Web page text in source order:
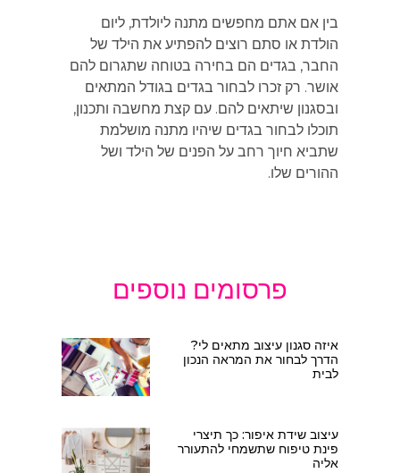
בין אם אתם מחפשים מתנה ליולדת, ליום
הולדת או סתם רוצים להפתיע את הילד של
החבר, בגדים הם בחירה בטוחה שתגרום להם
אושר. רק זכרו לבחור בגדים בגודל המתאים
ובסגנון שיתאים להם. עם קצת מחשבה ותכנון,
תוכלו לבחור בגדים שיהיו מתנה מושלמת
שתביא חיוך רחב על הפנים של הילד ושל
ההורים שלו.
פרסומים נוספים
איזה סגנון עיצוב מתאים לי?
הדרך לבחור את המראה הנכון
לבית
עיצוב שידת איפור: כך תיצרי
פינת טיפוח שתשמחי להתעורר
אליה